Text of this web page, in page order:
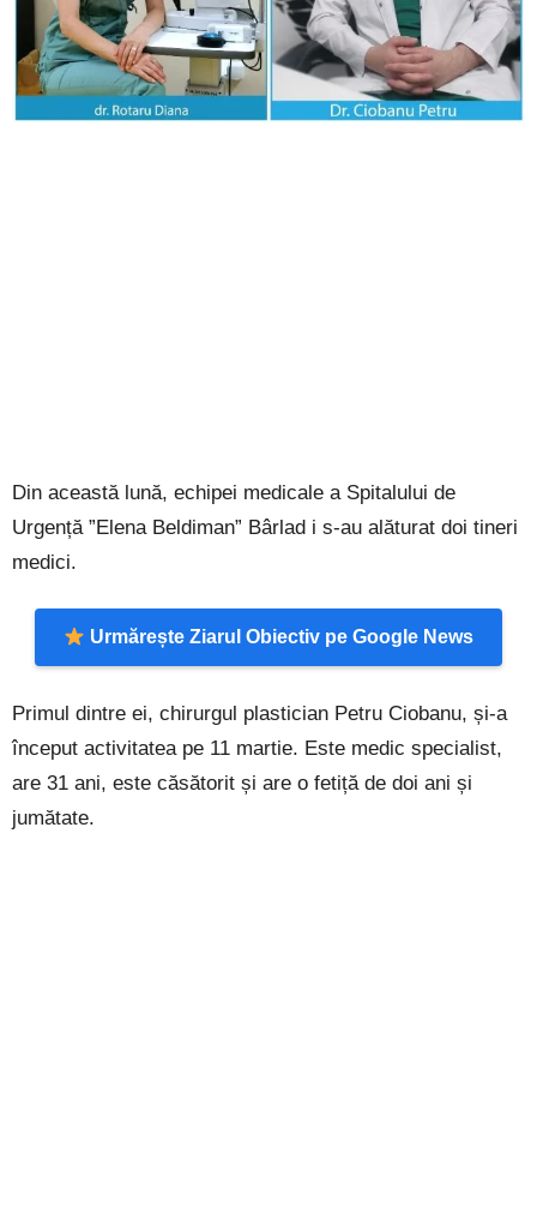
Din această lună, echipei medicale a Spitalului de
Urgență ”Elena Beldiman” Bârlad i s-au alăturat doi tineri
medici.
Urmărește Ziarul Obiectiv pe Google News
Primul dintre ei, chirurgul plastician Petru Ciobanu, și-a
început activitatea pe 11 martie. Este medic specialist,
are 31 ani, este căsătorit și are o fetiță de doi ani și
jumătate.